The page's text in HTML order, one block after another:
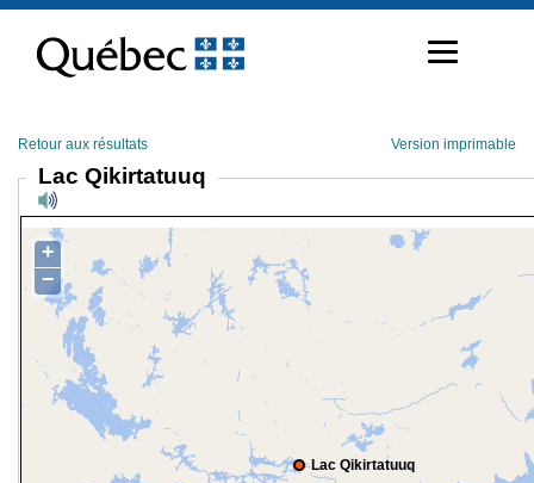
contenu
Retour aux résultats Version imprimable
Lac Qikirtatuuq
Lac Qikirtatuuq
+
−